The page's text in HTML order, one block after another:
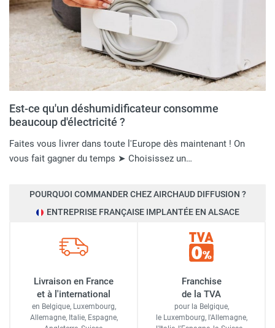
Est-ce qu'un déshumidificateur consomme
beaucoup d'électricité​ ?
Faites vous livrer dans toute l'Europe dès maintenant ! On
vous fait gagner du temps ➤ Choisissez un…
POURQUOI COMMANDER CHEZ AIRCHAUD DIFFUSION ?
ENTREPRISE FRANÇAISE IMPLANTÉE EN ALSACE
Livraison en France
et à l'international
en Belgique, Luxembourg,
Allemagne, Italie, Espagne,
Franchise
de la TVA
pour la Belgique,
le Luxembourg, l'Allemagne,